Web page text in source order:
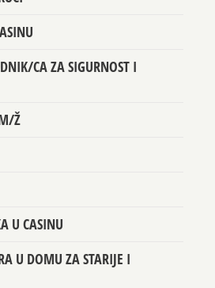
CA ZA SIGURNOST I
U DOMU ZA STARIJE I